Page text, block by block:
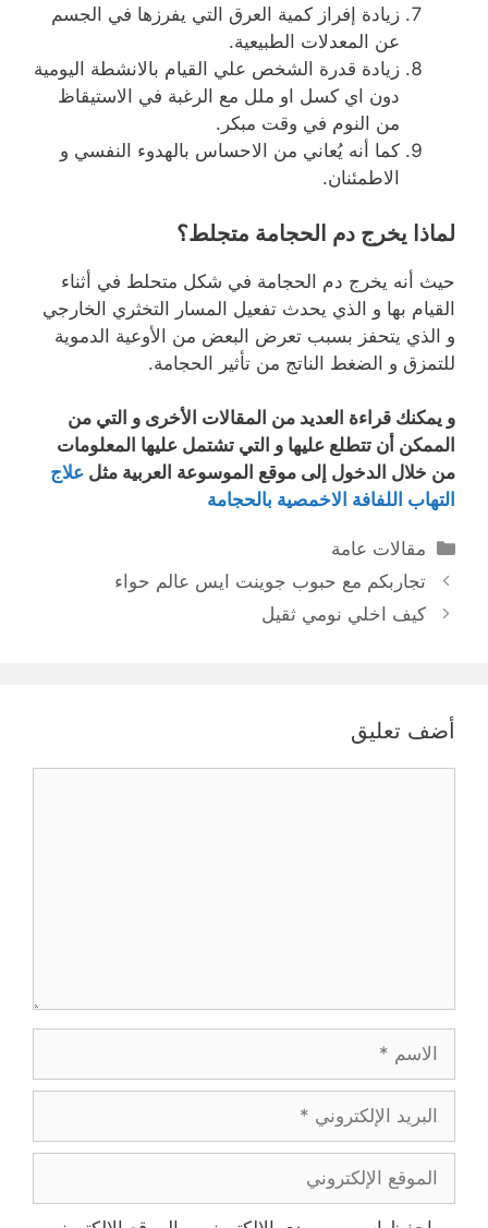
زيادة إفراز كمية العرق التي يفرزها في الجسم
عن المعدلات الطبيعية.
زيادة قدرة الشخص علي القيام بالانشطة اليومية
دون اي كسل او ملل مع الرغبة في الاستيقاظ
من النوم في وقت مبكر.
كما أنه يُعاني من الاحساس بالهدوء النفسي و
الاطمئنان.
لماذا يخرج دم الحجامة متجلط؟
حيث أنه يخرج دم الحجامة في شكل متحلط في أثناء
القيام بها و الذي يحدث تفعيل المسار التخثري الخارجي
و الذي يتحفز بسبب تعرض البعض من الأوعية الدموية
للتمزق و الضغط الناتج من تأثير الحجامة.
و يمكنك قراءة العديد من المقالات الأخرى و التي من
الممكن أن تتطلع عليها و التي تشتمل عليها المعلومات
من خلال الدخول إلى موقع الموسوعة العربية مثل علاج
التهاب اللفافة الاخمصية بالحجامة
التصنيفات
مقالات عامة
تجاربكم مع حبوب جوينت ايس عالم حواء
كيف اخلي نومي ثقيل
أضف تعليق
الاسم
البريد
الإلكتروني
الموقع
الإلكتروني